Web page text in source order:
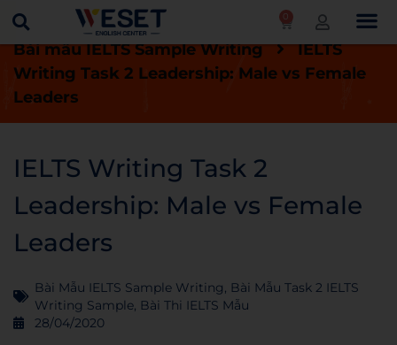
0
Trang chủ Blog
Bài thi IELTS mẫu
Bài mẫu IELTS Sample Writing
IELTS
Writing Task 2 Leadership: Male vs Female
Leaders
IELTS Writing Task 2
Leadership: Male vs Female
Leaders
Bài Mẫu IELTS Sample Writing, Bài Mẫu Task 2 IELTS
Writing Sample, Bài Thi IELTS Mẫu
28/04/2020